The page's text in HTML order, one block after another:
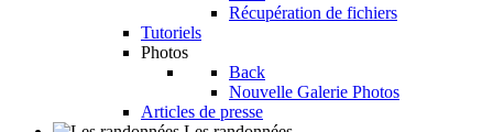
Récupération de fichiers
Tutoriels
Photos
Back
Nouvelle Galerie Photos
Articles de presse